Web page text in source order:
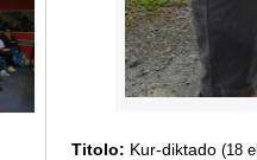
Titolo: Kur-diktado (18